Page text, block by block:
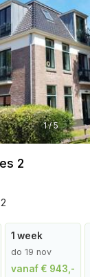
1/5
2
2
1 week
do 19 nov
vanaf € 943,-